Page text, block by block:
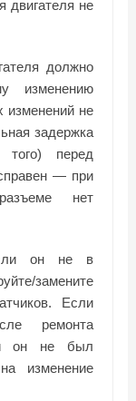
двигателя не
должно
изменению
изменений не
задержка
перед
— при
нет
он не в
замените
Если
ремонта
он не был
изменение